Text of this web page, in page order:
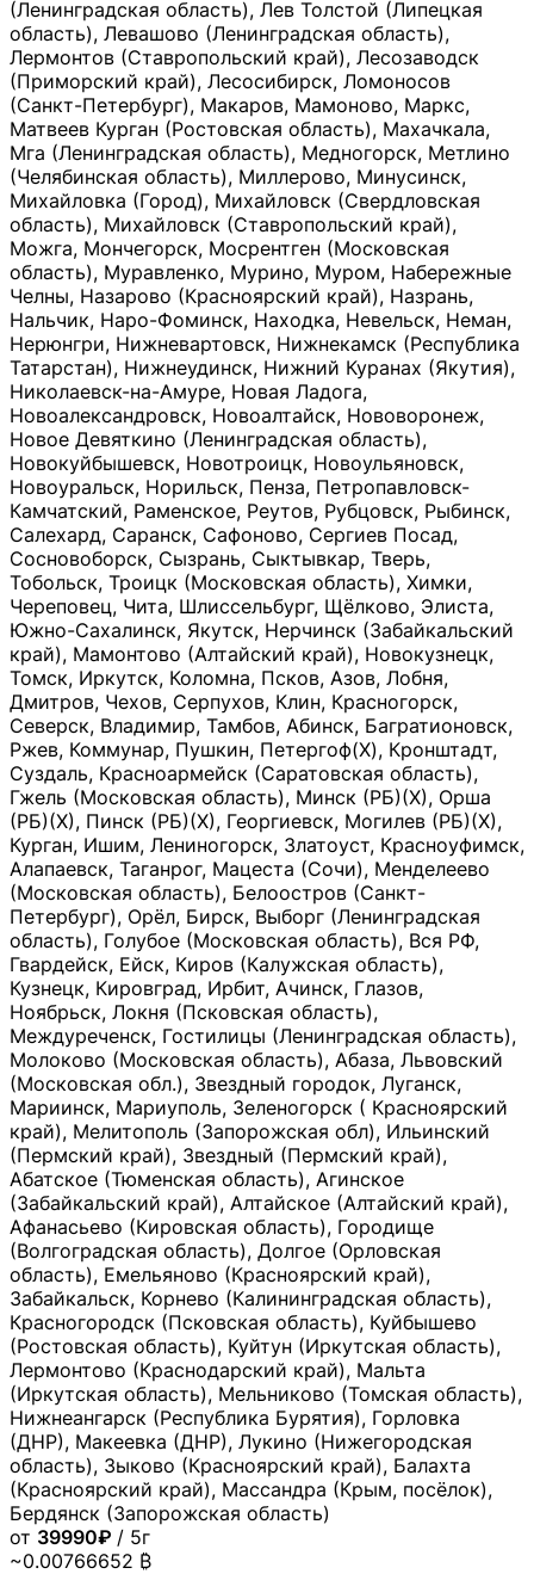
(Ленинградская область), Лев Толстой (Липецкая
область), Левашово (Ленинградская область),
Лермонтов (Ставропольский край), Лесозаводск
(Приморский край), Лесосибирск, Ломоносов
(Санкт-Петербург), Макаров, Мамоново, Маркс,
Матвеев Курган (Ростовская область), Махачкала,
Мга (Ленинградская область), Медногорск, Метлино
(Челябинская область), Миллерово, Минусинск,
Михайловка (Город), Михайловск (Свердловская
область), Михайловск (Ставропольский край),
Можга, Мончегорск, Мосрентген (Московская
область), Муравленко, Мурино, Муром, Набережные
Челны, Назарово (Красноярский край), Назрань,
Нальчик, Наро-Фоминск, Находка, Невельск, Неман,
Нерюнгри, Нижневартовск, Нижнекамск (Республика
Татарстан), Нижнеудинск, Нижний Куранах (Якутия),
Николаевск-на-Амуре, Новая Ладога,
Новоалександровск, Новоалтайск, Нововоронеж,
Новое Девяткино (Ленинградская область),
Новокуйбышевск, Новотроицк, Новоульяновск,
Новоуральск, Норильск, Пенза, Петропавловск-
Камчатский, Раменское, Реутов, Рубцовск, Рыбинск,
Салехард, Саранск, Сафоново, Сергиев Посад,
Сосновоборск, Сызрань, Сыктывкар, Тверь,
Тобольск, Троицк (Московская область), Химки,
Череповец, Чита, Шлиссельбург, Щёлково, Элиста,
Южно-Сахалинск, Якутск, Нерчинск (Забайкальский
край), Мамонтово (Алтайский край), Новокузнецк,
Томск, Иркутск, Коломна, Псков, Азов, Лобня,
Дмитров, Чехов, Серпухов, Клин, Красногорск,
Северск, Владимир, Тамбов, Абинск, Багратионовск,
Ржев, Коммунар, Пушкин, Петергоф(Х), Кронштадт,
Суздаль, Красноармейск (Саратовская область),
Гжель (Московская область), Минск (РБ)(Х), Орша
(РБ)(Х), Пинск (РБ)(Х), Георгиевск, Могилев (РБ)(Х),
Курган, Ишим, Лениногорск, Златоуст, Красноуфимск,
Алапаевск, Таганрог, Мацеста (Сочи), Менделеево
(Московская область), Белоостров (Санкт-
Петербург), Орёл, Бирск, Выборг (Ленинградская
область), Голубое (Московская область), Вся РФ,
Гвардейск, Ейск, Киров (Калужская область),
Кузнецк, Кировград, Ирбит, Ачинск, Глазов,
Ноябрьск, Локня (Псковская область),
Междуреченск, Гостилицы (Ленинградская область),
Молоково (Московская область), Абаза, Львовский
(Московская обл.), Звездный городок, Луганск,
Мариинск, Мариуполь, Зеленогорск ( Красноярский
край), Мелитополь (Запорожская обл), Ильинский
(Пермский край), Звездный (Пермский край),
Абатское (Тюменская область), Агинское
(Забайкальский край), Алтайское (Алтайский край),
Афанасьево (Кировская область), Городище
(Волгоградская область), Долгое (Орловская
область), Емельяново (Красноярский край),
Забайкальск, Корнево (Калининградская область),
Красногородск (Псковская область), Куйбышево
(Ростовская область), Куйтун (Иркутская область),
Лермонтово (Краснодарский край), Мальта
(Иркутская область), Мельниково (Томская область),
Нижнеангарск (Республика Бурятия), Горловка
(ДНР), Макеевка (ДНР), Лукино (Нижегородская
область), Зыково (Красноярский край), Балахта
(Красноярский край), Массандра (Крым, посёлок),
Бердянск (Запорожская область)
от 39990₽ / 5г
~0.00766652 ₿